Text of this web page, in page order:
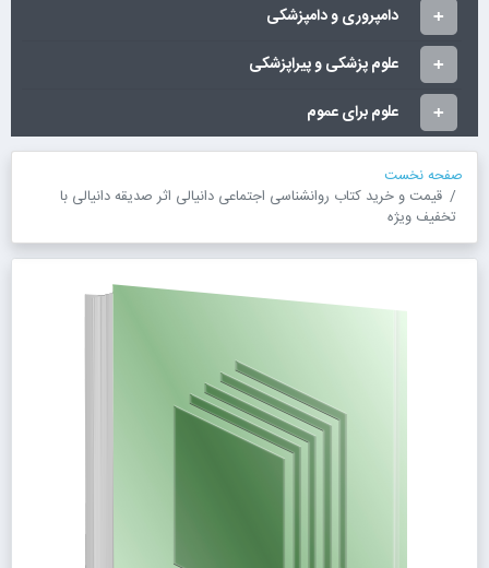
دامپروری و دامپزشکی
علوم پزشکی و پیراپزشکی
علوم برای عموم
صفحه نخست
قیمت و خرید کتاب روانشناسی اجتماعی دانیالی اثر صدیقه دانیالی با
تخفیف ویژه